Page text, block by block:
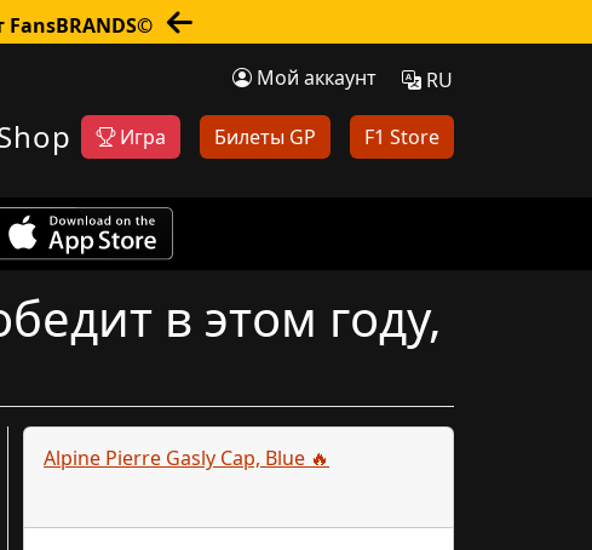
Мой аккаунт RU
Игра Билеты GP F1 Store
в этом году,
Alpine Pierre Gasly Cap, Blue 🔥